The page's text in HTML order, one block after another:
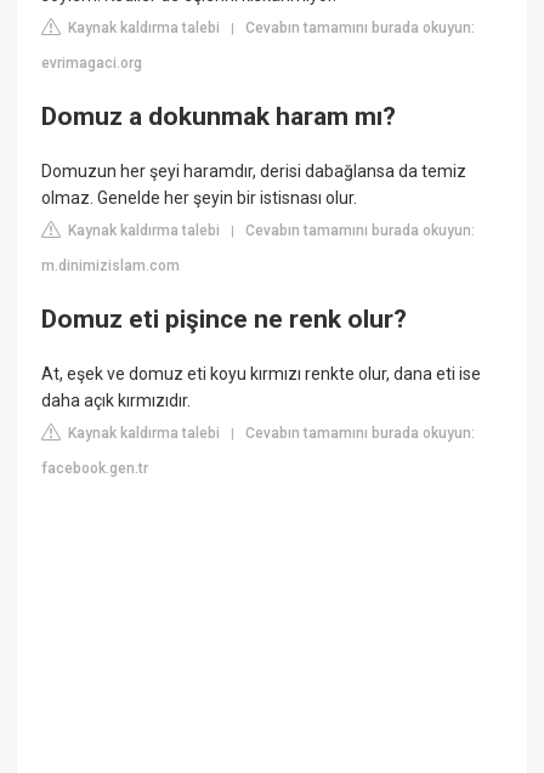
Kaynak kaldırma talebi |Cevabın tamamını burada okuyun:
evrimagaci.org
Domuz a dokunmak haram mı?
Domuzun her şeyi haramdır, derisi dabağlansa da temiz
olmaz. Genelde her şeyin bir istisnası olur.
Kaynak kaldırma talebi |Cevabın tamamını burada okuyun:
m.dinimizislam.com
Domuz eti pişince ne renk olur?
At, eşek ve domuz eti koyu kırmızı renkte olur, dana eti ise
daha açık kırmızıdır.
Kaynak kaldırma talebi |Cevabın tamamını burada okuyun:
facebook.gen.tr